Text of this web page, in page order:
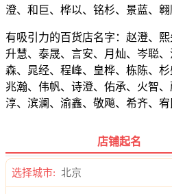
澄、和巨、桦以、铭杉、景蓝、
有吸引力的百货店名字：赵澄、
升慧、泰晟、言安、月灿、岑聪
森、晁经、程峰、皇桦、栋陈、
兆瀚、伟帆、诗澄、佑承、火智
淳、滨澜、渝鑫、敬飚、希齐、
店铺起名
选择城市: